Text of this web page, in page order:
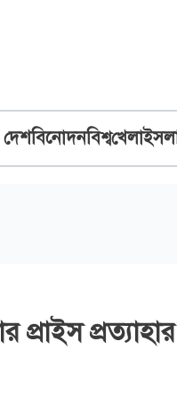
দেশবিনোদনবিশ্বখেলা
প্রাইস প্রত্যাহার